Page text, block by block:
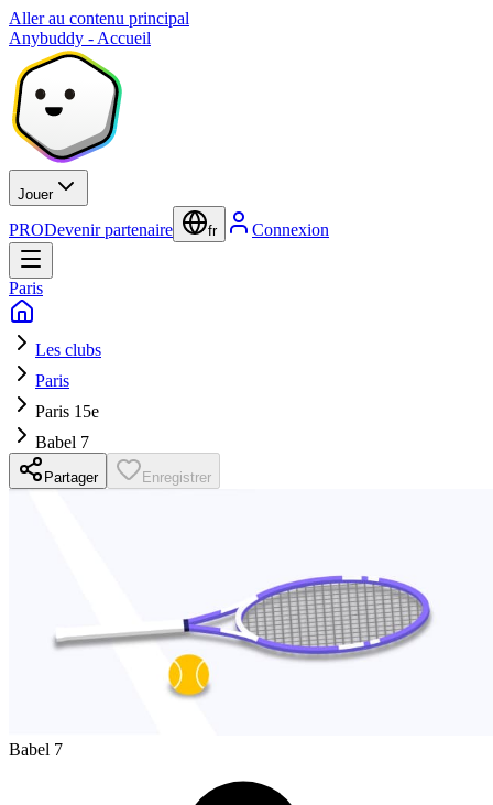
Aller au contenu principal
Anybuddy - Accueil
Jouer
PRODevenir partenaire fr Connexion
Paris
Les clubs
Paris
Paris 15e
Babel 7
Partager Enregistrer
Babel 7